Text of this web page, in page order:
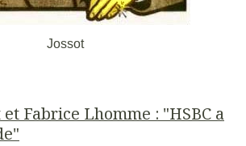
Jossot
Fabrice Lhomme : "HSBC a